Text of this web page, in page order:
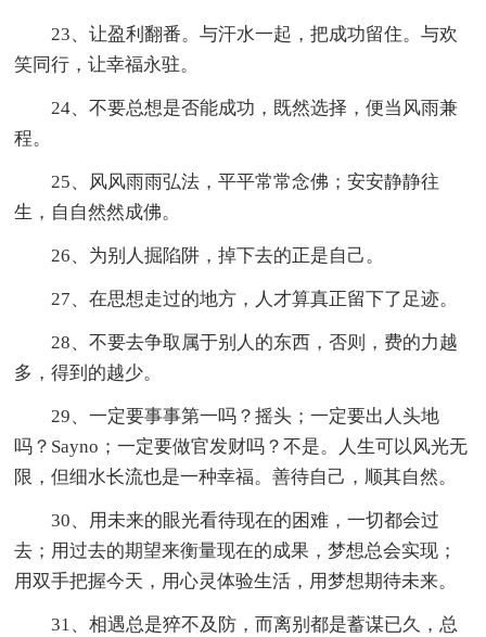
23、让盈利翻番。与汗水一起，把成功留住。与欢
笑同行，让幸福永驻。
24、不要总想是否能成功，既然选择，便当风雨兼
程。
25、风风雨雨弘法，平平常常念佛；安安静静往
生，自自然然成佛。
26、为别人掘陷阱，掉下去的正是自己。
27、在思想走过的地方，人才算真正留下了足迹。
28、不要去争取属于别人的东西，否则，费的力越
多，得到的越少。
29、一定要事事第一吗？摇头；一定要出人头地
吗？Sayno；一定要做官发财吗？不是。人生可以风光无
限，但细水长流也是一种幸福。善待自己，顺其自然。
30、用未来的眼光看待现在的困难，一切都会过
去；用过去的期望来衡量现在的成果，梦想总会实现；
用双手把握今天，用心灵体验生活，用梦想期待未来。
31、相遇总是猝不及防，而离别都是蓄谋已久，总